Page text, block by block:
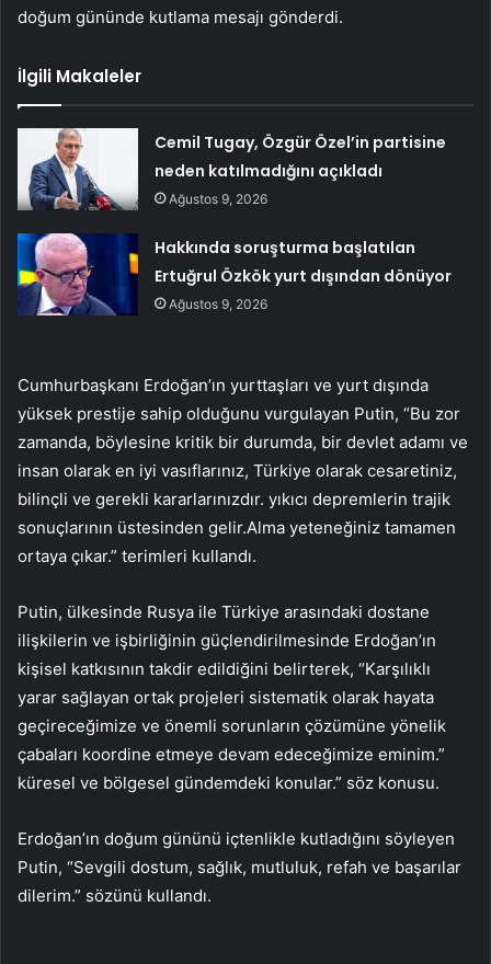
doğum gününde kutlama mesajı gönderdi.
İlgili Makaleler
Cemil Tugay, Özgür Özel’in partisine
neden katılmadığını açıkladı
Ağustos 9, 2026
Hakkında soruşturma başlatılan
Ertuğrul Özkök yurt dışından dönüyor
Ağustos 9, 2026
Cumhurbaşkanı Erdoğan’ın yurttaşları ve yurt dışında
yüksek prestije sahip olduğunu vurgulayan Putin, “Bu zor
zamanda, böylesine kritik bir durumda, bir devlet adamı ve
insan olarak en iyi vasıflarınız, Türkiye olarak cesaretiniz,
bilinçli ve gerekli kararlarınızdır. yıkıcı depremlerin trajik
sonuçlarının üstesinden gelir.Alma yeteneğiniz tamamen
ortaya çıkar.” terimleri kullandı.
Putin, ülkesinde Rusya ile Türkiye arasındaki dostane
ilişkilerin ve işbirliğinin güçlendirilmesinde Erdoğan’ın
kişisel katkısının takdir edildiğini belirterek, “Karşılıklı
yarar sağlayan ortak projeleri sistematik olarak hayata
geçireceğimize ve önemli sorunların çözümüne yönelik
çabaları koordine etmeye devam edeceğimize eminim.”
küresel ve bölgesel gündemdeki konular.” söz konusu.
Erdoğan’ın doğum gününü içtenlikle kutladığını söyleyen
Putin, “Sevgili dostum, sağlık, mutluluk, refah ve başarılar
dilerim.” sözünü kullandı.